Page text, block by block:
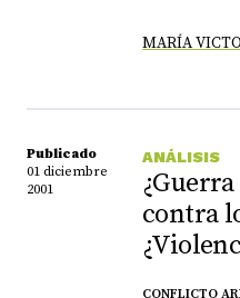
MARÍA
Publicado
01 diciembre
2001
ANÁLISIS
contra
CONFLICTO